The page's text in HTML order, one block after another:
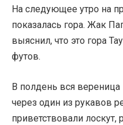
На следующее утро на
показалась гора. Жак
выяснил, что это гора
футов.
В полдень вся
через один из рукавов
приветствовали